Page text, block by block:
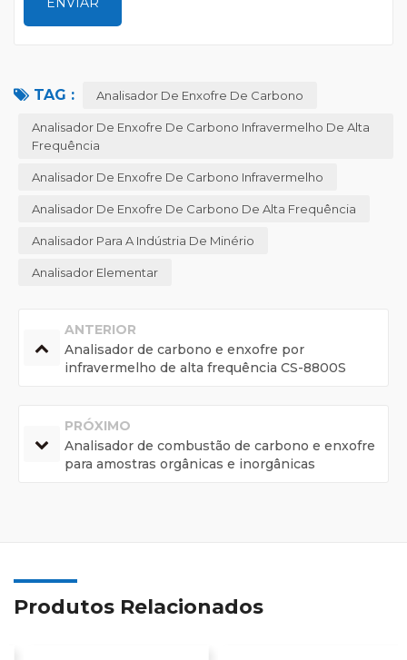
TAG : Analisador De Enxofre De Carbono
Analisador De Enxofre De Carbono Infravermelho De Alta
Frequência
Analisador De Enxofre De Carbono Infravermelho
Analisador De Enxofre De Carbono De Alta Frequência
Analisador Para A Indústria De Minério
Analisador Elementar
ANTERIOR
Analisador de carbono e enxofre por
infravermelho de alta frequência CS-8800S
PRÓXIMO
Analisador de combustão de carbono e enxofre
para amostras orgânicas e inorgânicas
Produtos Relacionados